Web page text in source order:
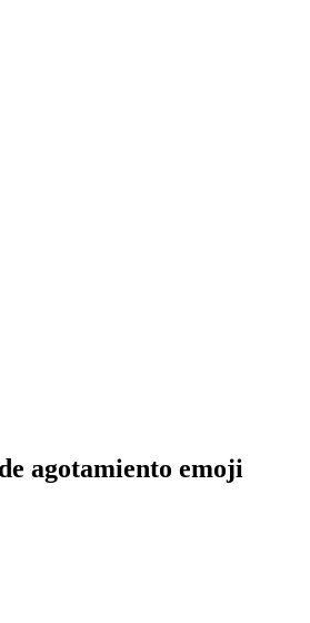
agotamiento emoji